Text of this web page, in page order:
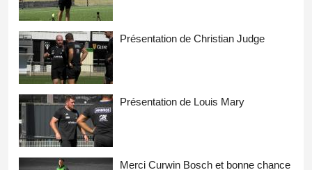
Présentation de Christian Judge
Présentation de Louis Mary
Merci Curwin Bosch et bonne chance